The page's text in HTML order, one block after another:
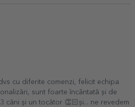
cu diferite comenzi, felicit echipa
sunt foarte încântată și de
căni și un tocător 👏🏻și... ne revedem